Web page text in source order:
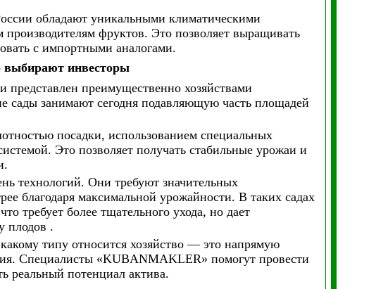
обладают уникальными климатическими
фруктов. Это позволяет выращивать
с импортными аналогами.
выбирают инвесторы
преимущественно хозяйствами
сады занимают сегодня подавляющую часть площадей
посадки, использованием специальных
Это позволяет получать стабильные урожаи и
технологий. Они требуют значительных
благодаря максимальной урожайности. В таких садах
требует более тщательного ухода, но дает
плодов .
типу относится хозяйство — это напрямую
Специалисты «KUBANMAKLER» помогут провести
реальный потенциал актива.